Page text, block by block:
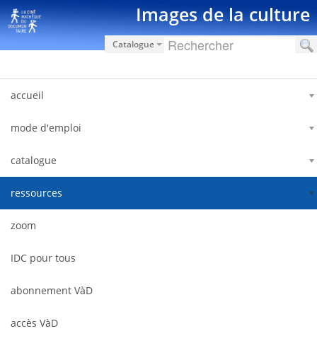
Saut au contenu Images de la culture
Catalogue
accueil
mode d'emploi
catalogue
ressources
zoom
IDC pour tous
abonnement VàD
accès VàD